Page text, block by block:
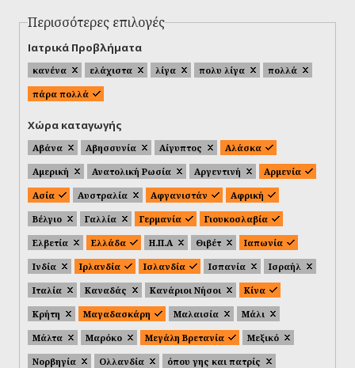
Περισσότερες επιλογές
Ιατρικά Προβλήματα
κανένα ελάχιστα λίγα πολυ λίγα
πολλά
πάρα πολλά
Χώρα καταγωγής
Αβάνα Αβησσυνία Αίγυπτος
Αλάσκα
Αμερική
Ανατολική Ρωσία Αργεντινή
Αρμενία
Ασία
Αυστραλία Αφγανιστάν
Αφρική
Βέλγιο
Γαλλία Γερμανία
Γιουκοσλαβία
Ελβετία
Ελλάδα Η.Π.Α Θιβέτ
Ιαπωνία
Ινδία
Ιρλανδία Ισλανδία Ισπανία
Ισραήλ
Ιταλία
Καναδάς Κανάριοι Νήσοι
Κίνα
Κρήτη
Μαγαδασκάρη Μαλαισία
Μάλι
Μάλτα
Μαρόκο Μεγάλη Βρετανία
Μεξικό
Νορβηγία
Ολλανδία
όπου γης και πατρίς